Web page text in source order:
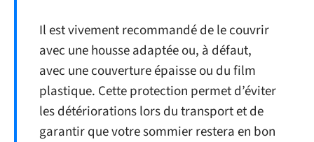
Il est vivement recommandé de le couvrir
avec une housse adaptée ou, à défaut,
avec une couverture épaisse ou du film
plastique. Cette protection permet d’éviter
les détériorations lors du transport et de
garantir que votre sommier restera en bon